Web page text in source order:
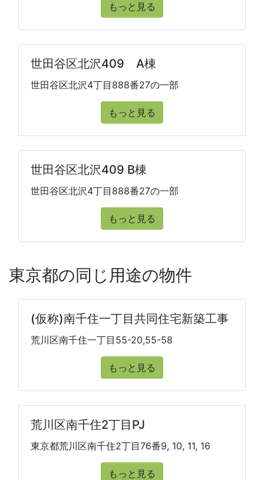
もっと見る
世田谷区北沢409 A棟
世田谷区北沢4丁目888番27の一部
もっと見る
世田谷区北沢409 B棟
世田谷区北沢4丁目888番27の一部
もっと見る
東京都の同じ用途の物件
(仮称)南千住一丁目共同住宅新築工事
荒川区南千住一丁目55-20,55-58
もっと見る
荒川区南千住2丁目PJ
東京都荒川区南千住2丁目76番9, 10, 11, 16
もっと見る